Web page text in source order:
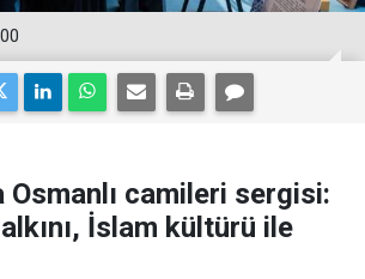
camileri sergisi:
İslam kültürü ile